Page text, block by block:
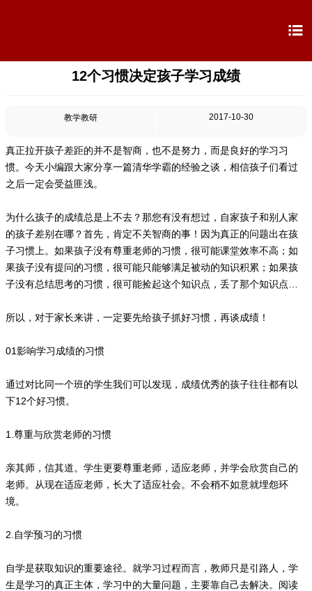

12个习惯决定孩子学习成绩
教学教研 2017-10-30
真正拉开孩子差距的并不是智商，也不是努力，而是良好的学习习
惯。今天小编跟大家分享一篇清华学霸的经验之谈，相信孩子们看过
之后一定会受益匪浅。
为什么孩子的成绩总是上不去？那您有没有想过，自家孩子和别人家
的孩子差别在哪？首先，肯定不关智商的事！因为真正的问题出在孩
子习惯上。如果孩子没有尊重老师的习惯，很可能课堂效率不高；如
果孩子没有提问的习惯，很可能只能够满足被动的知识积累；如果孩
子没有总结思考的习惯，很可能捡起这个知识点，丢了那个知识点…
所以，对于家长来讲，一定要先给孩子抓好习惯，再谈成绩！
01影响学习成绩的习惯
通过对比同一个班的学生我们可以发现，成绩优秀的孩子往往都有以
下12个好习惯。
1.尊重与欣赏老师的习惯
亲其师，信其道。学生更要尊重老师，适应老师，并学会欣赏自己的
老师。从现在适应老师，长大了适应社会。不会稍不如意就埋怨环
境。
2.自学预习的习惯
自学是获取知识的重要途径。就学习过程而言，教师只是引路人，学
生是学习的真正主体，学习中的大量问题，主要靠自己去解决。阅读
学校概况
 信息公开
 教学教研
 最新公告
 校园新闻
 科学技术实验校